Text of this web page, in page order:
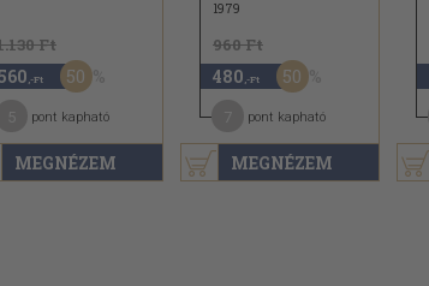
MEGNÉZEM
Ft
,-Ft 50
pont kapható
MEGNÉZEM
1979
960 Ft
480 ,-Ft 50
pont kapható